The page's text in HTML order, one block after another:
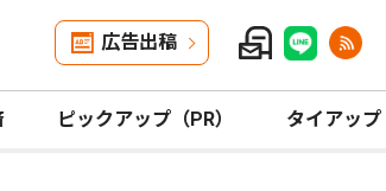
広告出稿
ピックアップ（PR） タイアップ